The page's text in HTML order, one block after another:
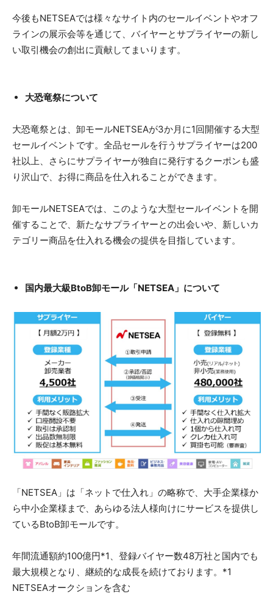
今後もNETSEAでは様々なサイト内のセールイベントやオフ
ラインの展示会等を通じて、バイヤーとサプライヤーの新し
い取引機会の創出に貢献してまいります。
大恐竜祭について
大恐竜祭とは、卸モールNETSEAが3か月に1回開催する大型
セールイベントです。全品セールを行うサプライヤーは200
社以上、さらにサプライヤーが独自に発行するクーポンも盛
り沢山で、お得に商品を仕入れることができます。
卸モールNETSEAでは、このような大型セールイベントを開
催することで、新たなサプライヤーとの出会いや、新しいカ
テゴリー商品を仕入れる機会の提供を目指しています。
国内最大級BtoB卸モール「NETSEA」について
「NETSEA」は「ネットで仕入れ」の略称で、大手企業様か
ら中小企業様まで、あらゆる法人様向けにサービスを提供し
ているBtoB卸モールです。
年間流通額約100億円*1、登録バイヤー数48万社と国内でも
最大規模となり、継続的な成長を続けております。*1
NETSEAオークションを含む